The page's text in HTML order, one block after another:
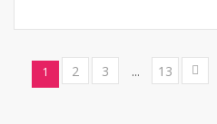
1 2 3 … 13